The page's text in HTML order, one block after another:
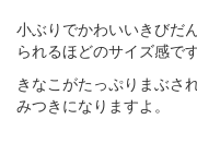
小ぶりでかわいいきびだ
られるほどのサイズ感です
きなこがたっぷりまぶさ
みつきになりますよ。